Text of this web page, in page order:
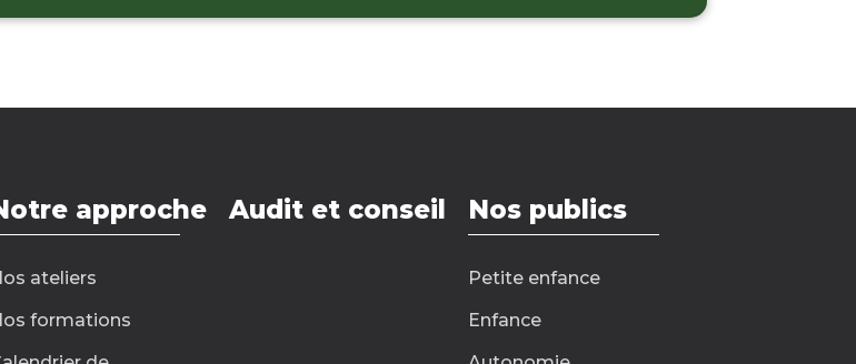
approche
ateliers
formations
Audit et conseil Nos publics
Petite enfance
Enfance